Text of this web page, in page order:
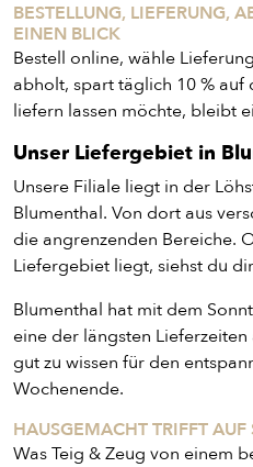
ENTDECKE
BESTELLUNG, LIEFERUNG,
EINEN BLICK
Bestell online, wähle
abholt, spart täglich 10 % auf
liefern lassen möchte, bleibt
Unser Liefergebiet in
Unsere Filiale liegt in der
Blumenthal. Von dort aus
die angrenzenden Bereiche.
Liefergebiet liegt, siehst du
Blumenthal hat mit dem
eine der längsten
gut zu wissen für den
Wochenende.
HAUSGEMACHT TRIFFT AUF
Was Teig & Zeug von einem